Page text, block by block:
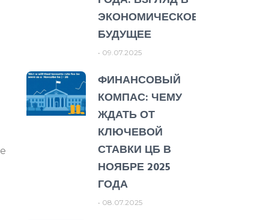
ЭКОНОМИЧЕСКОЕ
БУДУЩЕЕ
09.07.2025
ФИНАНСОВЫЙ
КОМПАС: ЧЕМУ
ЖДАТЬ ОТ
КЛЮЧЕВОЙ
СТАВКИ ЦБ В
НОЯБРЕ 2025
ГОДА
08.07.2025